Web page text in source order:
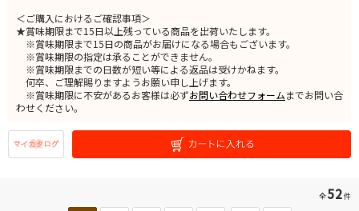
＜ご購入におけるご確認事項＞
★賞味期限まで15日以上残っている商品を出荷いたします。
※賞味期限まで15日の商品がお届けになる場合もございます。
※賞味期限の指定は承ることができません。
※賞味期限までの日数が短い等による返品は受けかねます。
何卒、ご理解賜りますようお願い申し上げます。
※賞味期限に不安があるお客様は必ずお問い合わせフォームまでお問い合
わせください。
全52件